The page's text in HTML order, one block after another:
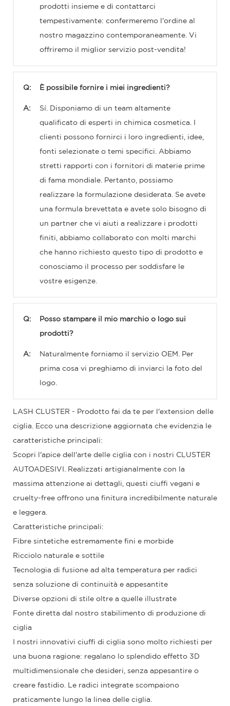
prodotti insieme e di contattarci
tempestivamente: confermeremo l'ordine al
nostro magazzino contemporaneamente. Vi
offriremo il miglior servizio post-vendita!
Q: È possibile fornire i miei ingredienti?
A: Sì. Disponiamo di un team altamente
qualificato di esperti in chimica cosmetica. I
clienti possono fornirci i loro ingredienti, idee,
fonti selezionate o temi specifici. Abbiamo
stretti rapporti con i fornitori di materie prime
di fama mondiale. Pertanto, possiamo
realizzare la formulazione desiderata. Se avete
una formula brevettata e avete solo bisogno di
un partner che vi aiuti a realizzare i prodotti
finiti, abbiamo collaborato con molti marchi
che hanno richiesto questo tipo di prodotto e
conosciamo il processo per soddisfare le
vostre esigenze.
Q: Posso stampare il mio marchio o logo sui
prodotti?
A: Naturalmente forniamo il servizio OEM. Per
prima cosa vi preghiamo di inviarci la foto del
logo.
LASH CLUSTER - Prodotto fai da te per l'extension delle
ciglia. Ecco una descrizione aggiornata che evidenzia le
caratteristiche principali:
Scopri l'apice dell'arte delle ciglia con i nostri CLUSTER
AUTOADESIVI. Realizzati artigianalmente con la
massima attenzione ai dettagli, questi ciuffi vegani e
cruelty-free offrono una finitura incredibilmente naturale
e leggera.
Caratteristiche principali:
Fibre sintetiche estremamente fini e morbide
Ricciolo naturale e sottile
Tecnologia di fusione ad alta temperatura per radici
senza soluzione di continuità e appesantite
Diverse opzioni di stile oltre a quelle illustrate
Fonte diretta dal nostro stabilimento di produzione di
ciglia
I nostri innovativi ciuffi di ciglia sono molto richiesti per
una buona ragione: regalano lo splendido effetto 3D
multidimensionale che desideri, senza appesantire o
creare fastidio. Le radici integrate scompaiono
praticamente lungo la linea delle ciglia.